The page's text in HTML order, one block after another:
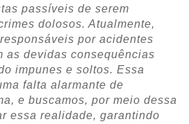
passíveis de serem
dolosos. Atualmente,
por acidentes
as devidas consequências
impunes e soltos. Essa
falta alarmante de
e buscamos, por meio dessa
essa realidade, garantindo